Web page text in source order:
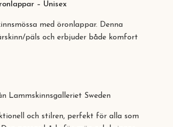
– Unisex
med öronlappar. Denna
päls och erbjuder både komfort
Lammskinnsgalleriet Sweden
och stilren, perfekt för alla som